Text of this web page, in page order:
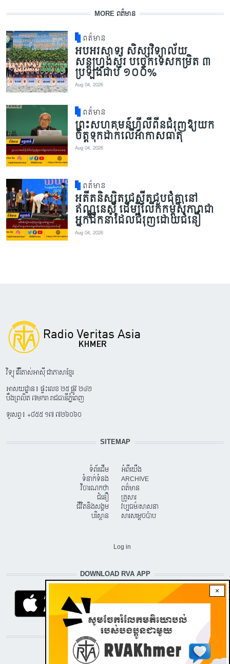
MORE ពត៌មាន
ពត៌មាន
អបអរសាទរ សិស្សវិទ្យាល័យ
សន្តហ្វ្រង់ស្វ័រ បច្ចេកទេសកម្រិត ៣
ប្រឡងជាប់ ១០០%
Aug 04, 2026
ពត៌មាន
ព្រះសហគមន៍ហ្វីលីពីនជំរុញឱ្យយក
ចិត្តទុកដាក់លើអាកាសធាតុ
Aug 04, 2026
ពត៌មាន
អតីតនិស្សិតជេស្វីតជួបជុំគ្នានៅ
ឥណ្ឌូនេស៊ី ដើម្បីលើកកម្ពស់ភាពជា
អ្នកដឹកនាំដែលជំរុញដោយជំនឿ
Aug 04, 2026
×
វិទ្យុ វើរីតាស់អាស៊ី ជាភាសាខ្មែរ
អាសយដ្ឋាន៖ ផ្ទះលេខ ២៥ ផ្លូវ ២៤២
បឹងព្រលិត ៧មករា រាជធានីភ្នំពេញ
ទូរសព្ទ៖ +៨៥៥ ១៧ ៧២៦០៦០
SITEMAP
ទំព័រដើម
ទំនាក់ទំនង
វិចារណកថា
ជំនឿ
ជីវិតនិងសង្គម
បរិស្ថាន
អំពីយើង
ARCHIVE
ពត៌មាន
គ្រួសារ
វប្បធម៌/សាសនា
សារសម្តេចប៉ាប
Log in
DOWNLOAD RVA APP
STAY CONNECTED WITH US!